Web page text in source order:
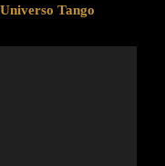
Universo Tango